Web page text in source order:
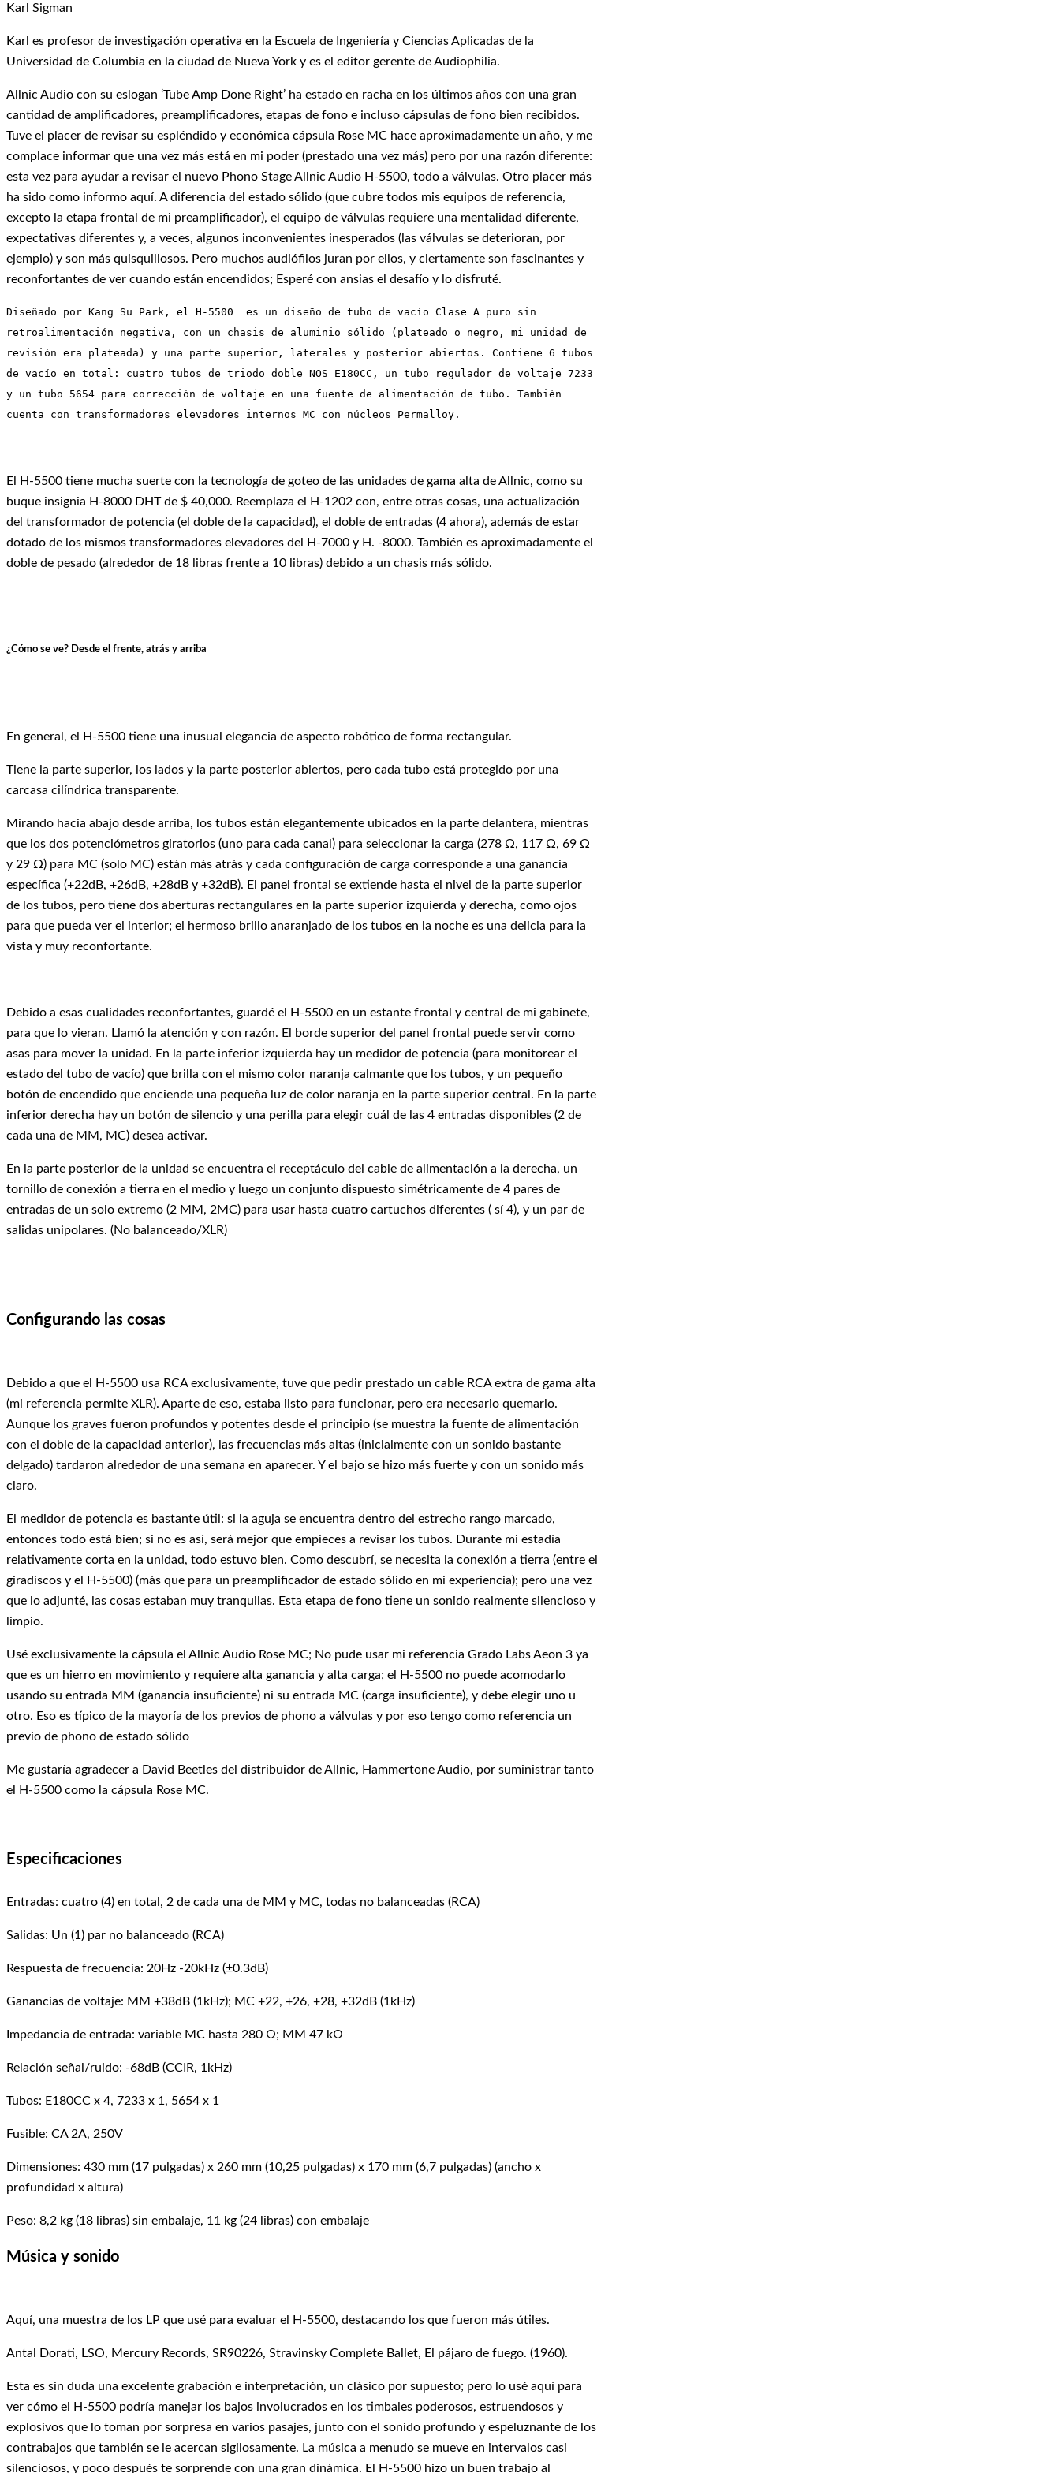
Karl Sigman
Karl es profesor de investigación operativa en la Escuela de Ingeniería y Ciencias Aplicadas de la
Universidad de Columbia en la ciudad de Nueva York y es el editor gerente de Audiophilia.
Allnic Audio con su eslogan ‘Tube Amp Done Right’ ha estado en racha en los últimos años con una gran
cantidad de amplificadores, preamplificadores, etapas de fono e incluso cápsulas de fono bien recibidos.
Tuve el placer de revisar su espléndido y económica cápsula Rose MC hace aproximadamente un año, y me
complace informar que una vez más está en mi poder (prestado una vez más) pero por una razón diferente:
esta vez para ayudar a revisar el nuevo Phono Stage Allnic Audio H-5500, todo a válvulas. Otro placer más
ha sido como informo aquí. A diferencia del estado sólido (que cubre todos mis equipos de referencia,
excepto la etapa frontal de mi preamplificador), el equipo de válvulas requiere una mentalidad diferente,
expectativas diferentes y, a veces, algunos inconvenientes inesperados (las válvulas se deterioran, por
ejemplo) y son más quisquillosos. Pero muchos audiófilos juran por ellos, y ciertamente son fascinantes y
reconfortantes de ver cuando están encendidos; Esperé con ansias el desafío y lo disfruté.
Diseñado por Kang Su Park, el H-5500  es un diseño de tubo de vacío Clase A puro sin
retroalimentación negativa, con un chasis de aluminio sólido (plateado o negro, mi unidad de
revisión era plateada) y una parte superior, laterales y posterior abiertos. Contiene 6 tubos
de vacío en total: cuatro tubos de triodo doble NOS E180CC, un tubo regulador de voltaje 7233
y un tubo 5654 para corrección de voltaje en una fuente de alimentación de tubo. También
cuenta con transformadores elevadores internos MC con núcleos Permalloy.
El H-5500 tiene mucha suerte con la tecnología de goteo de las unidades de gama alta de Allnic, como su
buque insignia H-8000 DHT de $ 40,000. Reemplaza el H-1202 con, entre otras cosas, una actualización
del transformador de potencia (el doble de la capacidad), el doble de entradas (4 ahora), además de estar
dotado de los mismos transformadores elevadores del H-7000 y H. -8000. También es aproximadamente el
doble de pesado (alrededor de 18 libras frente a 10 libras) debido a un chasis más sólido.
¿Cómo se ve? Desde el frente, atrás y arriba
En general, el H-5500 tiene una inusual elegancia de aspecto robótico de forma rectangular.
Tiene la parte superior, los lados y la parte posterior abiertos, pero cada tubo está protegido por una
carcasa cilíndrica transparente.
Mirando hacia abajo desde arriba, los tubos están elegantemente ubicados en la parte delantera, mientras
que los dos potenciómetros giratorios (uno para cada canal) para seleccionar la carga (278 Ω, 117 Ω, 69 Ω
y 29 Ω) para MC (solo MC) están más atrás y cada configuración de carga corresponde a una ganancia
específica (+22dB, +26dB, +28dB y +32dB). El panel frontal se extiende hasta el nivel de la parte superior
de los tubos, pero tiene dos aberturas rectangulares en la parte superior izquierda y derecha, como ojos
para que pueda ver el interior; el hermoso brillo anaranjado de los tubos en la noche es una delicia para la
vista y muy reconfortante.
Debido a esas cualidades reconfortantes, guardé el H-5500 en un estante frontal y central de mi gabinete,
para que lo vieran. Llamó la atención y con razón. El borde superior del panel frontal puede servir como
asas para mover la unidad. En la parte inferior izquierda hay un medidor de potencia (para monitorear el
estado del tubo de vacío) que brilla con el mismo color naranja calmante que los tubos, y un pequeño
botón de encendido que enciende una pequeña luz de color naranja en la parte superior central. En la parte
inferior derecha hay un botón de silencio y una perilla para elegir cuál de las 4 entradas disponibles (2 de
cada una de MM, MC) desea activar.
En la parte posterior de la unidad se encuentra el receptáculo del cable de alimentación a la derecha, un
tornillo de conexión a tierra en el medio y luego un conjunto dispuesto simétricamente de 4 pares de
entradas de un solo extremo (2 MM, 2MC) para usar hasta cuatro cartuchos diferentes ( sí 4), y un par de
salidas unipolares. (No balanceado/XLR)
Configurando las cosas
Debido a que el H-5500 usa RCA exclusivamente, tuve que pedir prestado un cable RCA extra de gama alta
(mi referencia permite XLR). Aparte de eso, estaba listo para funcionar, pero era necesario quemarlo.
Aunque los graves fueron profundos y potentes desde el principio (se muestra la fuente de alimentación
con el doble de la capacidad anterior), las frecuencias más altas (inicialmente con un sonido bastante
delgado) tardaron alrededor de una semana en aparecer. Y el bajo se hizo más fuerte y con un sonido más
claro.
El medidor de potencia es bastante útil: si la aguja se encuentra dentro del estrecho rango marcado,
entonces todo está bien; si no es así, será mejor que empieces a revisar los tubos. Durante mi estadía
relativamente corta en la unidad, todo estuvo bien. Como descubrí, se necesita la conexión a tierra (entre el
giradiscos y el H-5500) (más que para un preamplificador de estado sólido en mi experiencia); pero una vez
que lo adjunté, las cosas estaban muy tranquilas. Esta etapa de fono tiene un sonido realmente silencioso y
limpio.
Usé exclusivamente la cápsula el Allnic Audio Rose MC; No pude usar mi referencia Grado Labs Aeon 3 ya
que es un hierro en movimiento y requiere alta ganancia y alta carga; el H-5500 no puede acomodarlo
usando su entrada MM (ganancia insuficiente) ni su entrada MC (carga insuficiente), y debe elegir uno u
otro. Eso es típico de la mayoría de los previos de phono a válvulas y por eso tengo como referencia un
previo de phono de estado sólido
Me gustaría agradecer a David Beetles del distribuidor de Allnic, Hammertone Audio, por suministrar tanto
el H-5500 como la cápsula Rose MC.
Especificaciones
Entradas: cuatro (4) en total, 2 de cada una de MM y MC, todas no balanceadas (RCA)
Salidas: Un (1) par no balanceado (RCA)
Respuesta de frecuencia: 20Hz -20kHz (±0.3dB)
Ganancias de voltaje: MM +38dB (1kHz); MC +22, +26, +28, +32dB (1kHz)
Impedancia de entrada: variable MC hasta 280 Ω; MM 47 kΩ
Relación señal/ruido: -68dB (CCIR, 1kHz)
Tubos: E180CC x 4, 7233 x 1, 5654 x 1
Fusible: CA 2A, 250V
Dimensiones: 430 mm (17 pulgadas) x 260 mm (10,25 pulgadas) x 170 mm (6,7 pulgadas) (ancho x
profundidad x altura)
Peso: 8,2 kg (18 libras) sin embalaje, 11 kg (24 libras) con embalaje
Música y sonido
Aquí, una muestra de los LP que usé para evaluar el H-5500, destacando los que fueron más útiles.
Antal Dorati, LSO, Mercury Records, SR90226, Stravinsky Complete Ballet, El pájaro de fuego. (1960).
Esta es sin duda una excelente grabación e interpretación, un clásico por supuesto; pero lo usé aquí para
ver cómo el H-5500 podría manejar los bajos involucrados en los timbales poderosos, estruendosos y
explosivos que lo toman por sorpresa en varios pasajes, junto con el sonido profundo y espeluznante de los
contrabajos que también se le acercan sigilosamente. La música a menudo se mueve en intervalos casi
silenciosos, y poco después te sorprende con una gran dinámica. El H-5500 hizo un buen trabajo al